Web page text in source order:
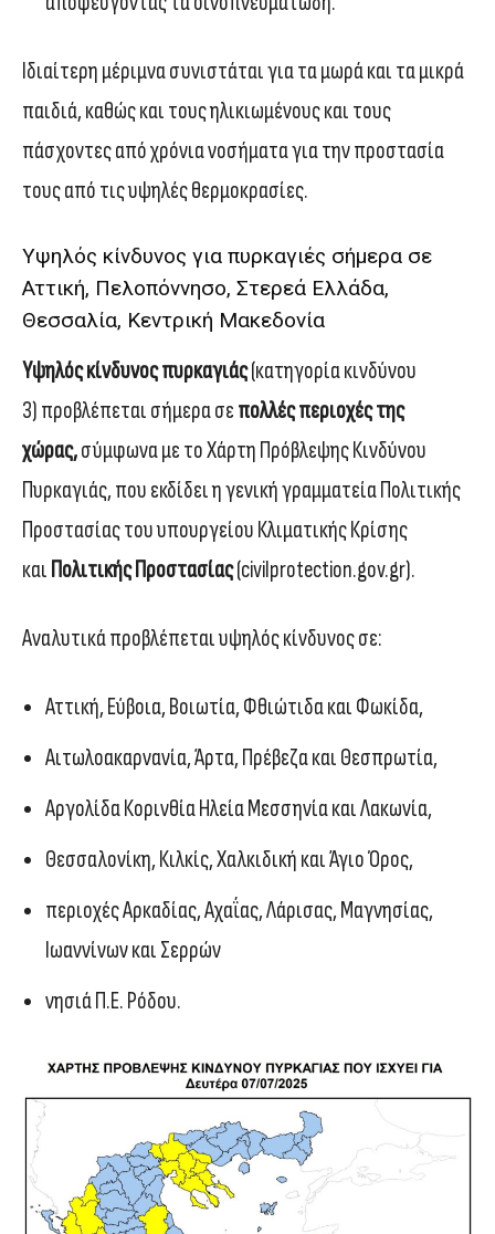
Ιδιαίτερη μέριμνα συνιστάται για τα μωρά και τα μικρά
παιδιά, καθώς και τους ηλικιωμένους και τους
πάσχοντες από χρόνια νοσήματα για την προστασία
τους από τις υψηλές θερμοκρασίες.
Υψηλός κίνδυνος για πυρκαγιές σήμερα σε
Αττική, Πελοπόννησο, Στερεά Ελλάδα,
Θεσσαλία, Κεντρική Μακεδονία
Υψηλός κίνδυνος πυρκαγιάς(κατηγορία κινδύνου
3) προβλέπεται σήμερα σε πολλές περιοχές της
χώρας,σύμφωνα με το Χάρτη Πρόβλεψης Κινδύνου
Πυρκαγιάς, που εκδίδει η γενική γραμματεία Πολιτικής
Προστασίας του υπουργείου Κλιματικής Κρίσης
και Πολιτικής Προστασίας(civilprotection.gov.gr).
Αναλυτικά προβλέπεται υψηλός κίνδυνος σε:
Αττική, Εύβοια, Βοιωτία, Φθιώτιδα και Φωκίδα,
Αιτωλοακαρνανία, Άρτα, Πρέβεζα και Θεσπρωτία,
Αργολίδα Κορινθία Ηλεία Μεσσηνία και Λακωνία,
Θεσσαλονίκη, Κιλκίς, Χαλκιδική και Άγιο Όρος,
περιοχές Αρκαδίας, Αχαΐας, Λάρισας, Μαγνησίας,
Ιωαννίνων και Σερρών
νησιά Π.Ε. Ρόδου.